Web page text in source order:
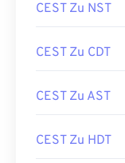
CEST Zu NST
CEST Zu CDT
CEST Zu AST
CEST Zu HDT